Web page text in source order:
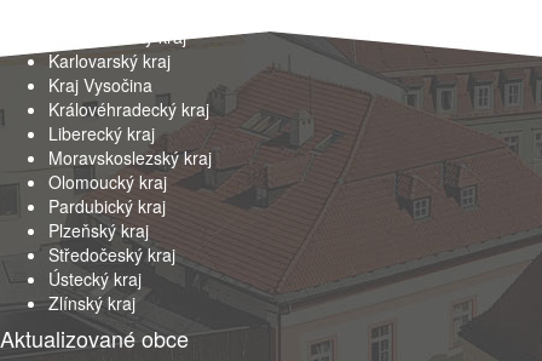
Jihomoravský kraj
Karlovarský kraj
Kraj Vysočina
Královéhradecký kraj
Liberecký kraj
Moravskoslezský kraj
Olomoucký kraj
Pardubický kraj
Plzeňský kraj
Středočeský kraj
Ústecký kraj
Zlínský kraj
Aktualizované obce